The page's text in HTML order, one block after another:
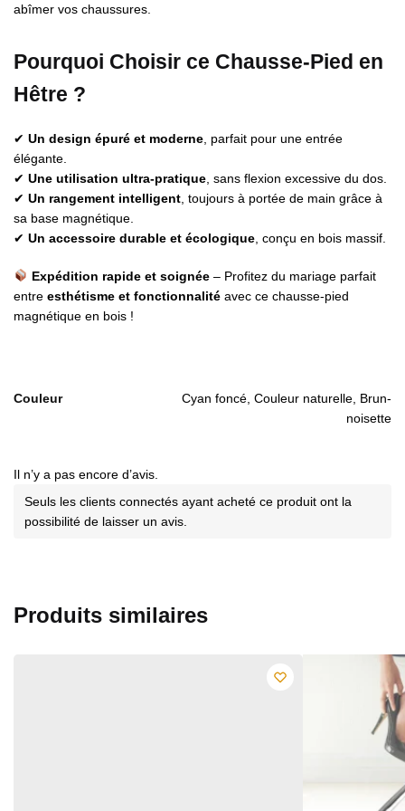
abîmer vos chaussures.
Pourquoi Choisir ce Chausse-Pied en
Hêtre ?
✔ Un design épuré et moderne, parfait pour une entrée
élégante.
✔ Une utilisation ultra-pratique, sans flexion excessive du dos.
✔ Un rangement intelligent, toujours à portée de main grâce à
sa base magnétique.
✔ Un accessoire durable et écologique, conçu en bois massif.
Expédition rapide et soignée– Profitez du mariage parfait
entre esthétisme et fonctionnalité avec ce chausse-pied
magnétique en bois !
Couleur
Cyan foncé, Couleur naturelle, Brun-
noisette
Il n’y a pas encore d’avis.
Seuls les clients connectés ayant acheté ce produit ont la
possibilité de laisser un avis.
Produits similaires